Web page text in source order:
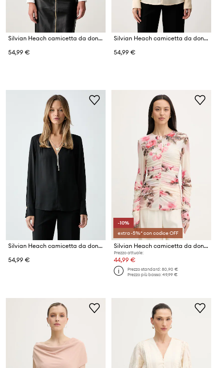
Silvian Heach camicetta da donna DATHIO
54,99 €
Silvian Heach camicetta da donna DATHIO
54,99 €
Silvian Heach camicetta da donna DATHIO
54,99 €
-10%
extra -5%* con codice OFF
Silvian Heach camicetta da donna VANAS
Prezzo attuale:
44,99 €
Prezzo standard:80,90 €
Prezzo più basso:49,99 €